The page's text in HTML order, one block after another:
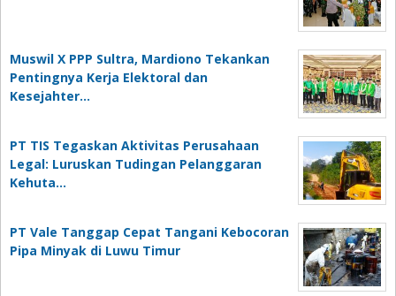
Muswil X PPP Sultra, Mardiono Tekankan
Pentingnya Kerja Elektoral dan
Kesejahter…
PT TIS Tegaskan Aktivitas Perusahaan
Legal: Luruskan Tudingan Pelanggaran
Kehuta…
PT Vale Tanggap Cepat Tangani Kebocoran
Pipa Minyak di Luwu Timur